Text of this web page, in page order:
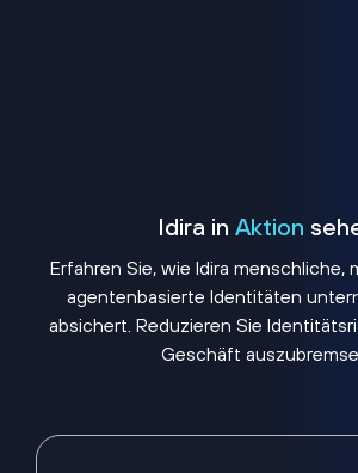
Idira in Aktion
Erfahren Sie, wie Idira menschliche,
agentenbasierte Identitäten
absichert. Reduzieren Sie
Geschäft